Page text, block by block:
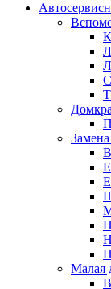
Малая